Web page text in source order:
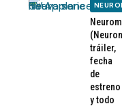
tráiler,
fecha
de
estreno
y todo